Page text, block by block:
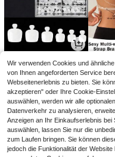
4,04€ 7,49€
Wir verwenden Cookies und
von Ihnen angeforderten Service
Webseitenerlebnis zu bieten. Sie
akzeptieren" oder Ihre Cookie-
auswählen, werden wir alle
Datenverkehr zu analysieren,
Anzeigen an Ihr Einkaufserlebnis
auswählen, lassen Sie nur die
zum Laufen bringen. Sie können
jedoch die Funktionalität der